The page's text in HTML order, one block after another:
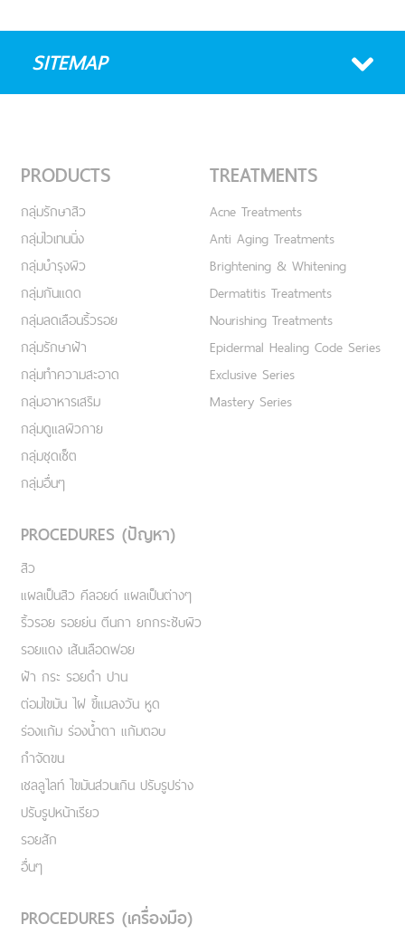
SITEMAP
PRODUCTS
กลุ่มรักษาสิว
กลุ่มไวเทนนิ่ง
กลุ่มบำรุงผิว
กลุ่มกันแดด
กลุ่มลดเลือนริ้วรอย
กลุ่มรักษาฝ้า
กลุ่มทำความสะอาด
กลุ่มอาหารเสริม
กลุ่มดูแลผิวกาย
กลุ่มชุดเซ็ต
กลุ่มอื่นๆ
TREATMENTS
Acne Treatments
Anti Aging Treatments
Brightening & Whitening
Dermatitis Treatments
Nourishing Treatments
Epidermal Healing Code Series
Exclusive Series
Mastery Series
PROCEDURES (ปัญหา)
สิว
แผลเป็นสิว คีลอยด์ แผลเป็นต่างๆ
ริ้วรอย รอยย่น ตีนกา ยกกระชับผิว
รอยแดง เส้นเลือดฟอย
ฝ้า กระ รอยดำ ปาน
ต่อมไขมัน ไฝ ขี้แมลงวัน หูด
ร่องแก้ม ร่องน้ำตา แก้มตอบ
กำจัดขน
เชลลูไลท์ ไขมันส่วนเกิน ปรับรูปร่าง
ปรับรูปหน้าเรียว
รอยสัก
อื่นๆ
PROCEDURES (เครื่องมือ)